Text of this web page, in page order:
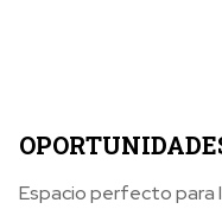
Espacio perfecto para